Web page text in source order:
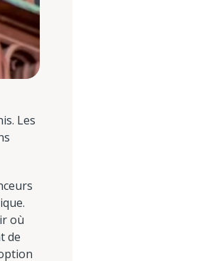
Les
où
de